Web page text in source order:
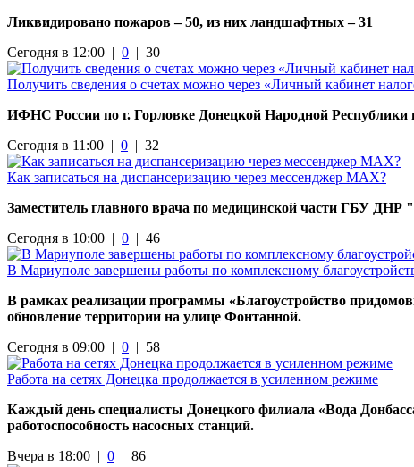
Ликвидировано пожаров – 50, из них ландшафтных – 31
Сегодня в 12:00 | 0 | 30
Получить сведения о счетах можно через «Личный кабинет
ИФНС России по г. Горловке Донецкой Народной Республики
Сегодня в 11:00 | 0 | 32
Как записаться на диспансеризацию через мессенджер МАХ?
Заместитель главного врача по медицинской части ГБУ
Сегодня в 10:00 | 0 | 46
В Мариуполе завершены работы по комплексному
В рамках реализации программы «Благоустройство
обновление территории на улице Фонтанной.
Сегодня в 09:00 | 0 | 58
Работа на сетях Донецка продолжается в усиленном режиме
Каждый день специалисты Донецкого филиала «Вода
работоспособность насосных станций.
Вчера в 18:00 | 0 | 86